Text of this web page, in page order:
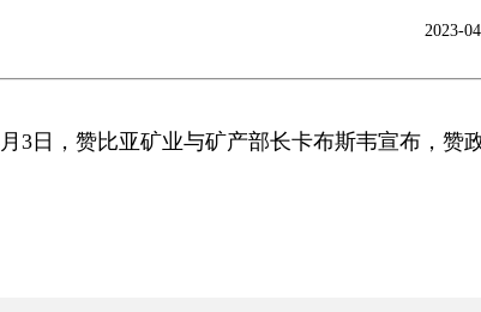
2023-
3日，赞比亚矿业与矿产部长卡布斯韦宣布，